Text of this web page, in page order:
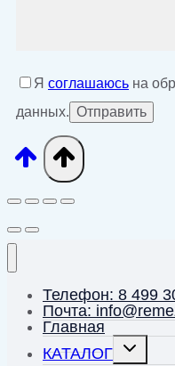
Я соглашаюсь на
данных.
Телефон: 8 499
Почта:
Главная
КАТАЛОГ